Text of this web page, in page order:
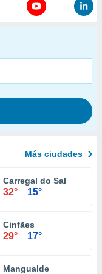
Más ciudades
Carregal do Sal
32° 15°
Cinfães
29° 17°
Mangualde